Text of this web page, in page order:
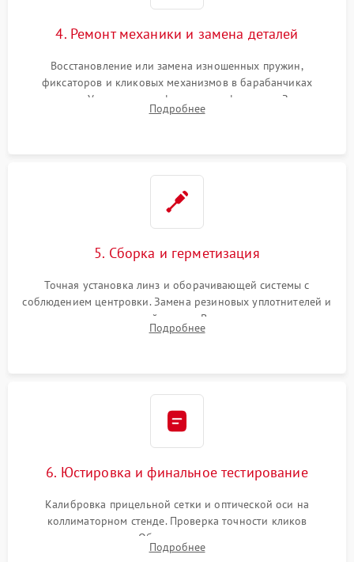
4. Ремонт механики и замена деталей
Восстановление или замена изношенных пружин,
фиксаторов и кликовых механизмов в барабанчиках
поправок. Устранение люфтов в трансфокаторе. Замена
поврежденных линз, разбитой сетки или восстановление
Подробнее
5. Сборка и герметизация
Точная установка линз и оборачивающей системы с
соблюдением центровки. Замена резиновых уплотнителей и
нанесение влагозащитной смазки. Вакуумирование корпуса
и заполнение его осушенным азотом или аргоном для
Подробнее
6. Юстировка и финальное тестирование
Калибровка прицельной сетки и оптической оси на
коллиматорном стенде. Проверка точности кликов
механизма поправок. Обязательное испытание прицела на
ударном стенде для проверки устойчивости к отдаче и
Подробнее